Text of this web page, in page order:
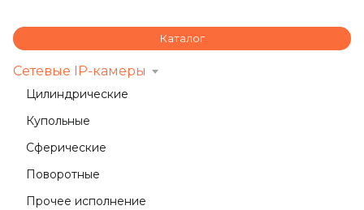
Каталог
Сетевые IP-камеры
Цилиндрические
Купольные
Сферические
Поворотные
Прочее исполнение